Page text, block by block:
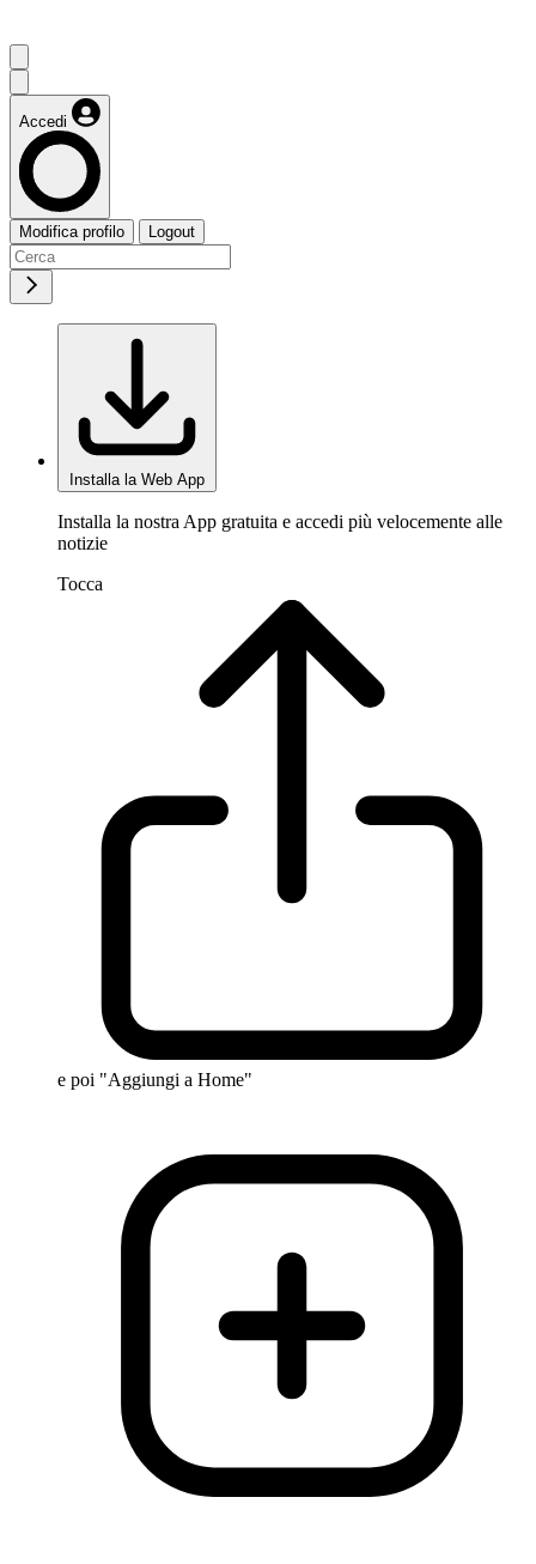
Accedi
Modifica profilo Logout
Installa la Web App
Installa la nostra App gratuita e accedi più velocemente alle
notizie
Tocca
e poi "Aggiungi a Home"